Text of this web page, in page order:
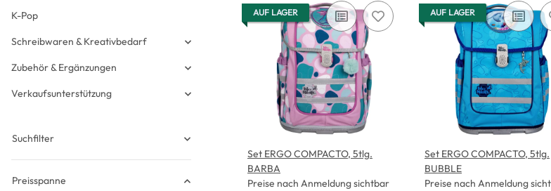
AUF LAGER
Set ERGO COMPACTO, 5tlg.
BARBA
Preise nach Anmeldung sichtbar
AUF LAGER
Set ERGO COMPACTO, 5tlg.
BUBBLE
Preise nach Anmeldung
K-Pop
Schreibwaren & Kreativbedarf
Zubehör & Ergänzungen
Verkaufsunterstützung
Suchfilter
Preisspanne